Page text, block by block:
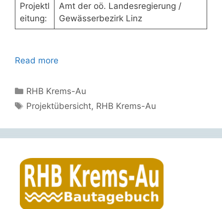
Projektl
eitung:
Amt der oö. Landesregierung /
Gewässerbezirk Linz
Read more
Kategorien
RHB Krems-Au
Schlagwörter
Projektübersicht, RHB Krems-Au